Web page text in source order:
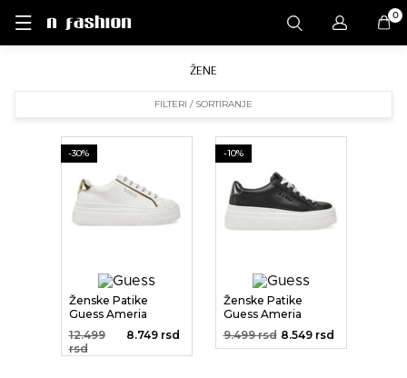
0
ŽENE
FILTERI / SORTIRANJE
Ženske Patike
Guess Ameria
12.499
rsd
8.749 rsd
-30%
Ženske Patike
Guess Ameria
9.499 rsd 8.549 rsd
-10%